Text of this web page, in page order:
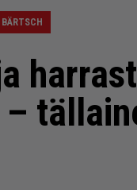
BÄRTSCH